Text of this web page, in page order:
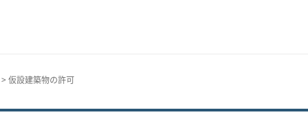
> 仮設建築物の許可